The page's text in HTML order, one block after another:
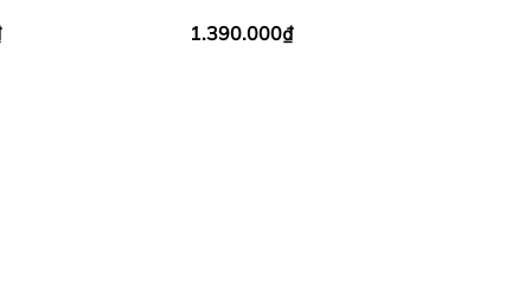
Beige
1.390.000₫